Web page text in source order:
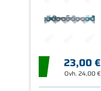
23,00 €
Ovh. 24,00 €